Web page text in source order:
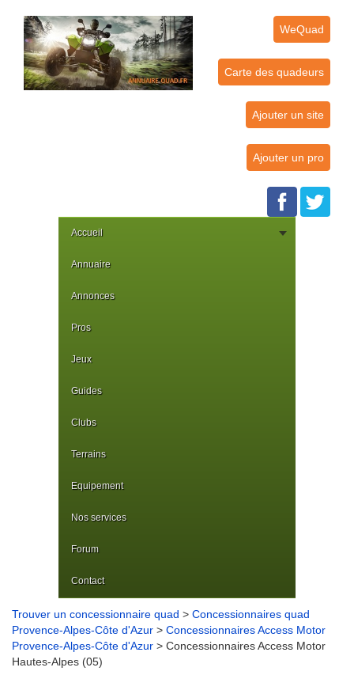
WeQuad
Carte des quadeurs
Ajouter un site
Ajouter un pro
Accueil
Annuaire
Annonces
Pros
Jeux
Guides
Clubs
Terrains
Equipement
Nos services
Forum
Contact
Trouver un concessionnaire quad > Concessionnaires quad
Provence-Alpes-Côte d'Azur > Concessionnaires Access Motor
Provence-Alpes-Côte d'Azur > Concessionnaires Access Motor
Hautes-Alpes (05)